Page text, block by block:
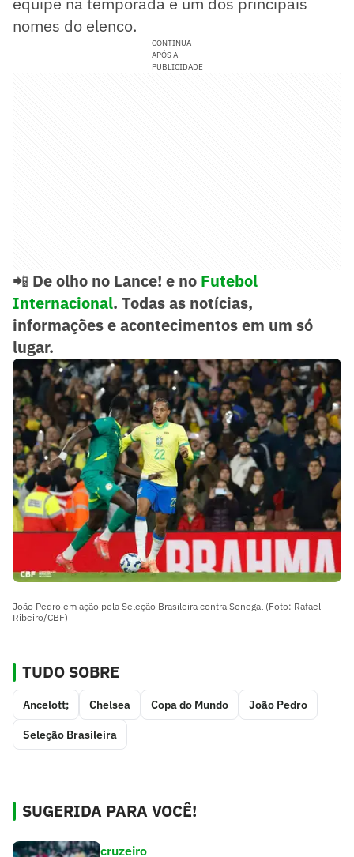
nomes do elenco.
CONTINUA
APÓS A
PUBLICIDADE
📲 De olho no Lance! e no Futebol
Internacional. Todas as notícias,
informações e acontecimentos em um só
lugar.
João Pedro em ação pela Seleção Brasileira contra Senegal (Foto: Rafael
Ribeiro/CBF)
TUDO SOBRE
Ancelott; Chelsea Copa do Mundo João Pedro
Seleção Brasileira
SUGERIDA PARA VOCÊ!
cruzeiro